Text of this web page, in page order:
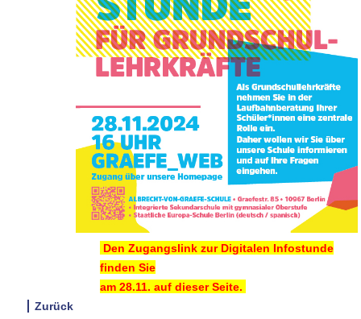
Den Zugangslink zur Digitalen Infostunde
finden Sie
am 28.11.auf dieser Seite.
Zurück